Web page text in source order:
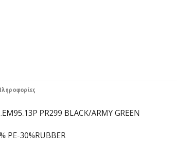
PR299 BLACK/ARMY GREEN
PE-30%RUBBER